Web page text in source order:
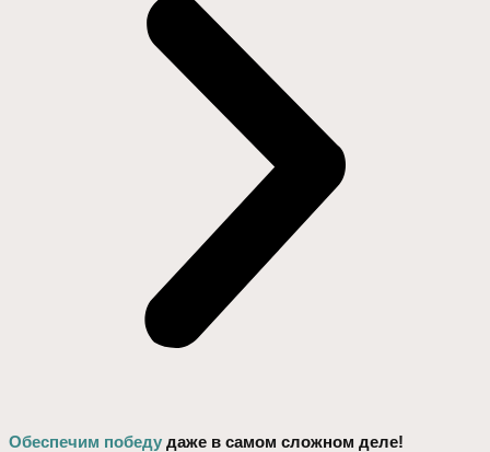
Обеспечим победу даже в самом сложном деле!